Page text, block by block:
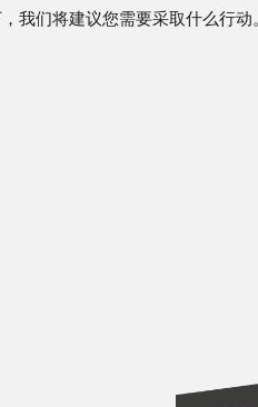
我们将建议您需要采取什么行